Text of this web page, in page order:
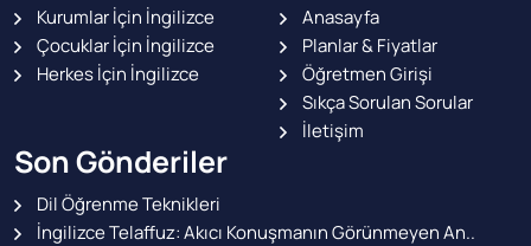
Kurumlar İçin İngilizce
Çocuklar İçin İngilizce
Herkes İçin İngilizce
Anasayfa
Planlar & Fiyatlar
Öğretmen Girişi
Sıkça Sorulan Sorular
İletişim
Son Gönderiler
Dil Öğrenme Teknikleri
İngilizce Telaffuz: Akıcı Konuşmanın Görünmeyen An..